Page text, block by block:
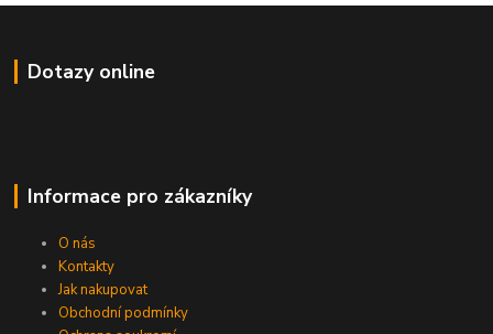
Dotazy online
Informace pro zákazníky
O nás
Kontakty
Jak nakupovat
Obchodní podmínky